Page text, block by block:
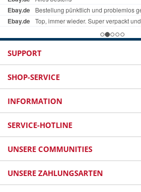
SUPPORT
SHOP-SERVICE
INFORMATION
SERVICE-HOTLINE
UNSERE COMMUNITIES
UNSERE ZAHLUNGSARTEN